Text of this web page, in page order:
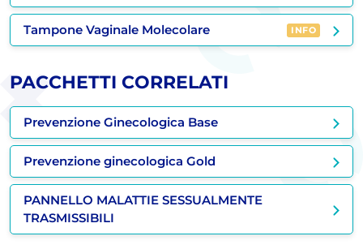
Tampone Vaginale Molecolare INFO
PACCHETTI CORRELATI
Prevenzione Ginecologica Base
Prevenzione ginecologica Gold
PANNELLO MALATTIE SESSUALMENTE
TRASMISSIBILI